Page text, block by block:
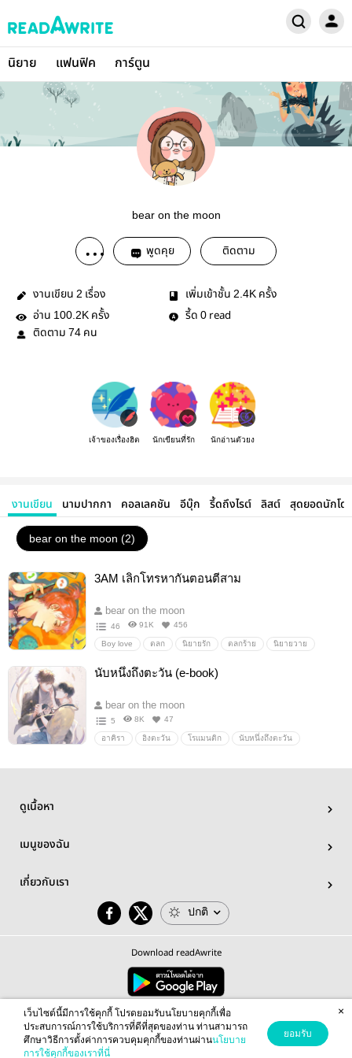
นิยาย แฟนฟิค การ์ตูน
bear on the moon
พูดคุย ติดตาม
งานเขียน 2 เรื่อง เพิ่มเข้าชั้น 2.4K ครั้ง
อ่าน 100.2K ครั้ง รี้ด 0 read
ติดตาม 74 คน
เจ้าของเรื่องฮิต นักเขียนที่รัก นักอ่านตัวยง
งานเขียน นามปากกา คอลเลคชัน อีบุ๊ก รี้ดถึงไรต์ ลิสต์ สุดยอดนักโด
bear on the moon (2)
3AM เลิกโทรหากันตอนตีสาม
bear on the moon
46 91K 456
Boy love ตลก นิยายรัก ตลกร้าย นิยายวาย
อ่านฟรี อ่านเถอะกูขอร้อง
นับหนึ่งถึงตะวัน (e-book)
bear on the moon
5 8K 47
อาคิรา อิงตะวัน โรแมนติก นับหนึ่งถึงตะวัน
ดูเนื้อหา
เมนูของฉัน
เกี่ยวกับเรา
ปกติ
Download readAwrite
© 2026 readAwrite.com by MEB Corporation Public Company Limited
This site is protected by reCAPTCHA and the Google Privacy Policy Terms of Serviceapply.
เว็บไซต์นี้มีการใช้คุกกี้ โปรดยอมรับนโยบายคุกกี้เพื่อ
ประสบการณ์การใช้บริการที่ดีที่สุดของท่าน ท่านสามารถ
ศึกษาวิธีการตั้งค่าการควบคุมคุกกี้ของท่านผ่านนโยบาย
การใช้คุกกี้ของเราที่นี่
ยอมรับ
×